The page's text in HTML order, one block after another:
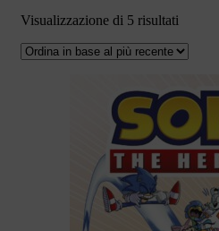
Visualizzazione di 5 risultati
base
recente